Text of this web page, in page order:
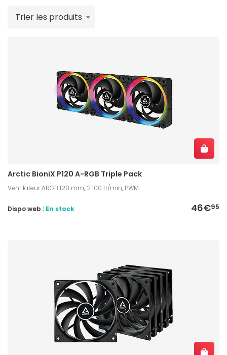
Trier les produits
Arctic BioniX P120 A-RGB Triple Pack
Ventilateur ARGB 120 mm, 2 100 tr/min, PWM
46€95
Dispo web : En stock